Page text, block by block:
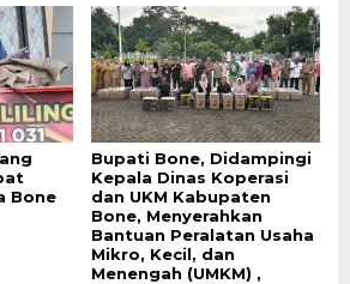
Bone
Bupati Bone, Didampingi
Kepala Dinas Koperasi
dan UKM Kabupaten
Bone, Menyerahkan
Bantuan Peralatan Usaha
Mikro, Kecil, dan
Menengah (UMKM) ,